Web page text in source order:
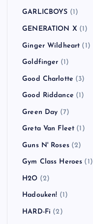
GARLICBOYS (1)
GENERATION X (1)
Ginger Wildheart (1)
Goldfinger (1)
Good Charlotte (3)
Good Riddance (1)
Green Day (7)
Greta Van Fleet (1)
Guns N' Roses(2)
Gym Class Heroes (1)
H2O (2)
Hadouken! (1)
HARD-Fi (2)